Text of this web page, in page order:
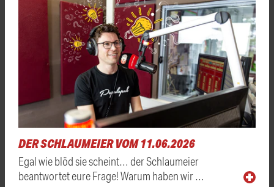
DER SCHLAUMEIER VOM 11.06.2026
Egal wie blöd sie scheint… der Schlaumeier
beantwortet eure Frage! Warum haben wir …